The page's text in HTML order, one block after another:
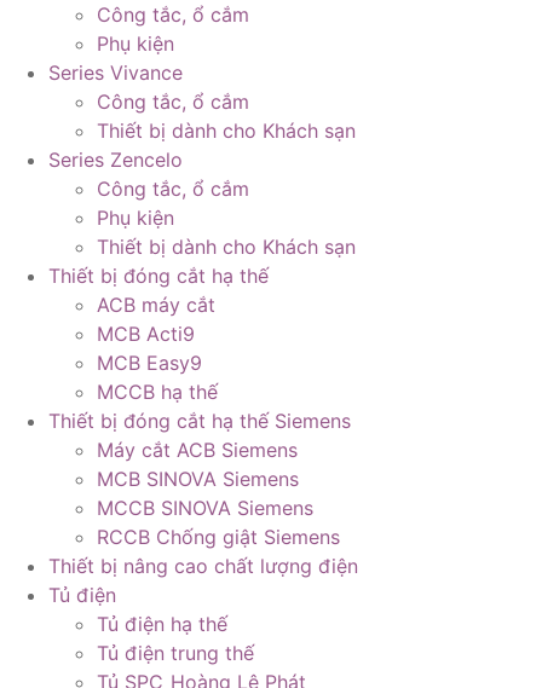
Công tắc, ổ cắm
Phụ kiện
Series Vivance
Công tắc, ổ cắm
Thiết bị dành cho Khách sạn
Series Zencelo
Công tắc, ổ cắm
Phụ kiện
Thiết bị dành cho Khách sạn
Thiết bị đóng cắt hạ thế
ACB máy cắt
MCB Acti9
MCB Easy9
MCCB hạ thế
Thiết bị đóng cắt hạ thế Siemens
Máy cắt ACB Siemens
MCB SINOVA Siemens
MCCB SINOVA Siemens
RCCB Chống giật Siemens
Thiết bị nâng cao chất lượng điện
Tủ điện
Tủ điện hạ thế
Tủ điện trung thế
Tủ SPC_Hoàng Lê Phát